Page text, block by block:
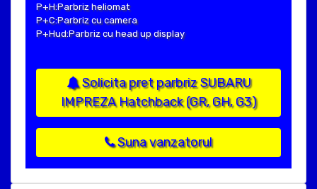
P+H:Parbriz heliomat
P+C:Parbriz cu camera
P+Hud:Parbriz cu head up display
Solicita pret parbriz SUBARU
IMPREZA Hatchback (GR, GH, G3)
Suna vanzatorul